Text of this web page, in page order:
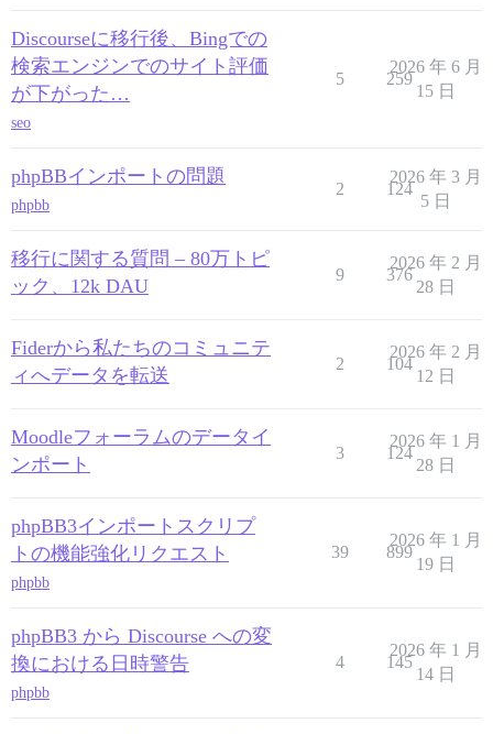
Discourseに移行後、Bingでの
検索エンジンでのサイト評価
が下がった…
seo
5 259
2026 年 6 月
15 日
phpBBインポートの問題
phpbb
2 124
2026 年 3 月
5 日
移行に関する質問 – 80万トピ
ック、12k DAU
9 376
2026 年 2 月
28 日
Fiderから私たちのコミュニテ
ィへデータを転送
2 104
2026 年 2 月
12 日
Moodleフォーラムのデータイ
ンポート
3 124
2026 年 1 月
28 日
phpBB3インポートスクリプ
トの機能強化リクエスト
phpbb
39 899
2026 年 1 月
19 日
phpBB3 から Discourse への変
換における日時警告
phpbb
4 145
2026 年 1 月
14 日